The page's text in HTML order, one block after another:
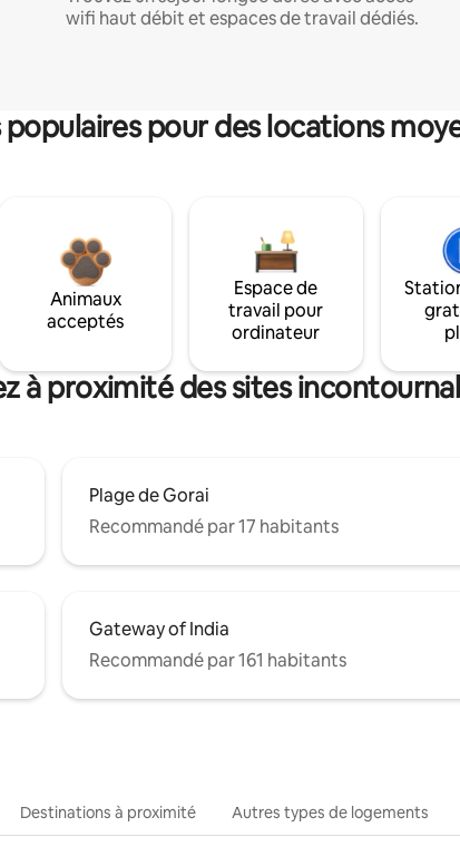
wifi haut débit et espaces de travail dédiés.
pour des locations
Animaux
acceptés
Espace de
travail pour
ordinateur
à proximité des sites
Plage de Gorai
Recommandé par 17 habitants
Gateway of India
Recommandé par 161 habitants
Destinations à proximité Autres types de logements